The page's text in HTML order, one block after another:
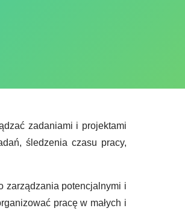
zadaniami i projektami
śledzenia czasu pracy,
zarządzania potencjalnymi i
pracę w małych i